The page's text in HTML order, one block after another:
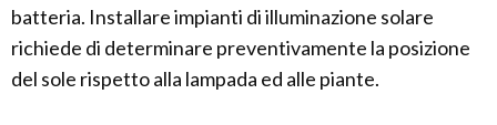
batteria. Installare impianti di illuminazione solare
richiede di determinare preventivamente la posizione
del sole rispetto alla lampada ed alle piante.